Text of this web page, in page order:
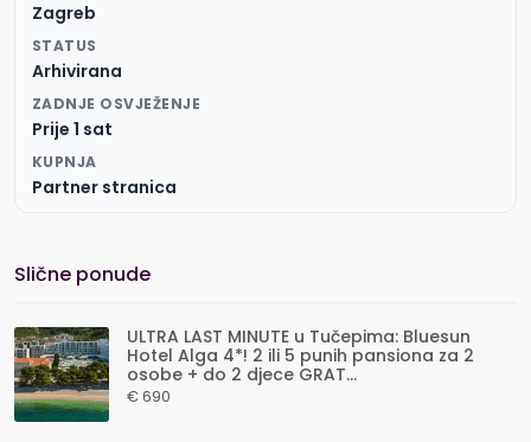
Zagreb
STATUS
Arhivirana
ZADNJE OSVJEŽENJE
Prije 1 sat
KUPNJA
Partner stranica
Slične ponude
ULTRA LAST MINUTE u Tučepima: Bluesun
Hotel Alga 4*! 2 ili 5 punih pansiona za 2
osobe + do 2 djece GRAT...
€ 690